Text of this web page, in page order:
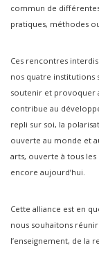
commun de
pratiques, méthodes
Ces rencontres
nos quatre institutions
soutenir et provoquer
contribue au
repli sur soi, la
ouverte au monde et
arts, ouverte à tous les
encore aujourd’hui.
Cette alliance est en
nous souhaitons
l’enseignement, de la